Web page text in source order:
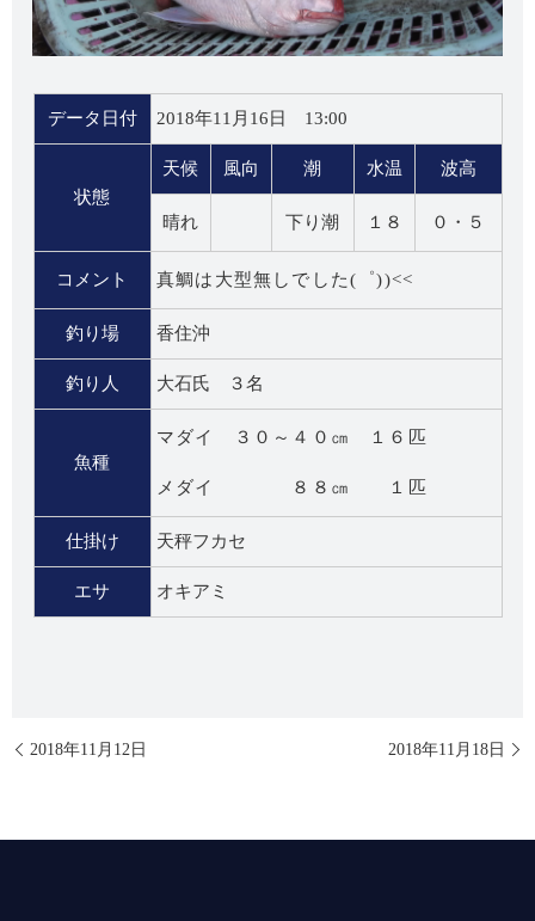
データ日付 2018年11月16日 13:00
状態
天候 風向 潮 水温 波高
晴れ 下り潮 １８ ０・５
コメント 真鯛は大型無しでした(゜))<<
釣り場 香住沖
釣り人 大石氏 ３名
魚種
マダイ ３０～４０㎝ １６匹
メダイ ８８㎝ １匹
仕掛け 天秤フカセ
エサ オキアミ
2018年11月12日 2018年11月18日